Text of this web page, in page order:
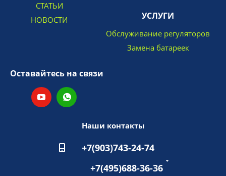
СТАТЬИ
НОВОСТИ
УСЛУГИ
Обслуживание регуляторов
Замена батареек
Оставайтесь на связи
Наши контакты
+7(903)743-24-74
+7(495)688-36-36